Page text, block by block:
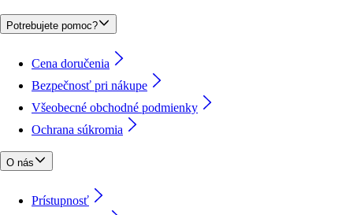
Potrebujete pomoc?
Cena doručenia
Bezpečnosť pri nákupe
Všeobecné obchodné podmienky
Ochrana súkromia
O nás
Prístupnosť